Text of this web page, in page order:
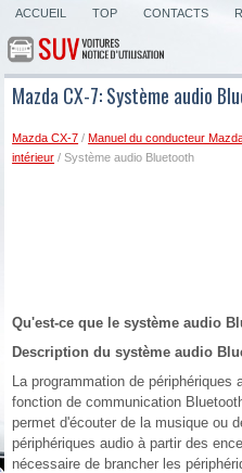
ACCUEIL TOP CONTACTS
Mazda CX-7: Système audio
Mazda CX-7 /Manuel du conducteur
intérieur / Système audio Bluetooth
Qu'est-ce que le système audio
Description du système audio
La programmation de périphériques
fonction de communication
permet d'écouter de la musique ou
périphériques audio à partir des
nécessaire de brancher les